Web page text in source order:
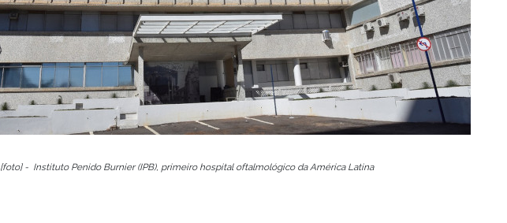
[foto] - Instituto Penido Burnier (IPB), primeiro hospital oftalmológico da América Latina